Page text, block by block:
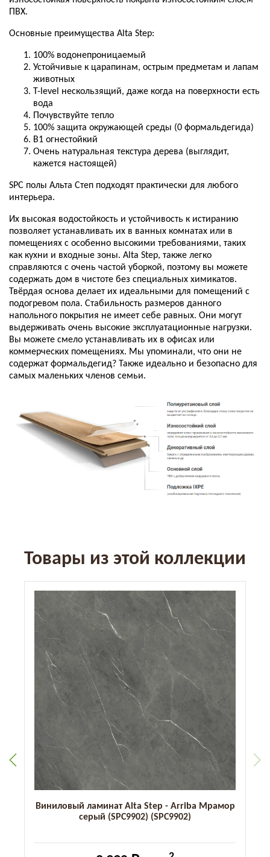
ПВХ.
Основные преимущества Alta Step:
100% водонепроницаемый
Устойчивые к царапинам, острым предметам и лапам
животных
T-level нескользящий, даже когда на поверхности есть
вода
Почувствуйте тепло
100% защита окружающей среды (0 формальдегида)
B1 огнестойкий
Очень натуральная текстура дерева (выглядит,
кажется настоящей)
SPC полы Альта Степ подходят практически для любого
интерьера.
Их высокая водостойкость и устойчивость к истиранию
позволяет устанавливать их в ванных комнатах или в
помещениях с особенно высокими требованиями, таких
как кухни и входные зоны. Alta Step, также легко
справляются с очень частой уборкой, поэтому вы можете
содержать дом в чистоте без специальных химикатов.
Твёрдая основа делает их идеальными для помещений с
подогревом пола. Стабильность размеров данного
напольного покрытия не имеет себе равных. Они могут
выдерживать очень высокие эксплуатационные нагрузки.
Вы можете смело устанавливать их в офисах или
коммерческих помещениях. Мы упоминали, что они не
содержат формальдегид? Также идеально и безопасно для
самых маленьких членов семьи.
Товары из этой коллекции
Виниловый ламинат Alta Step - Arriba Мрамор
серый (SPC9902) (SPC9902)